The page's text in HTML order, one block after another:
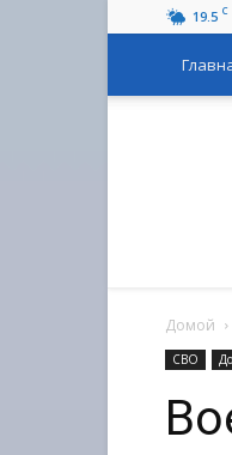
19.5 C
Домой
СВО